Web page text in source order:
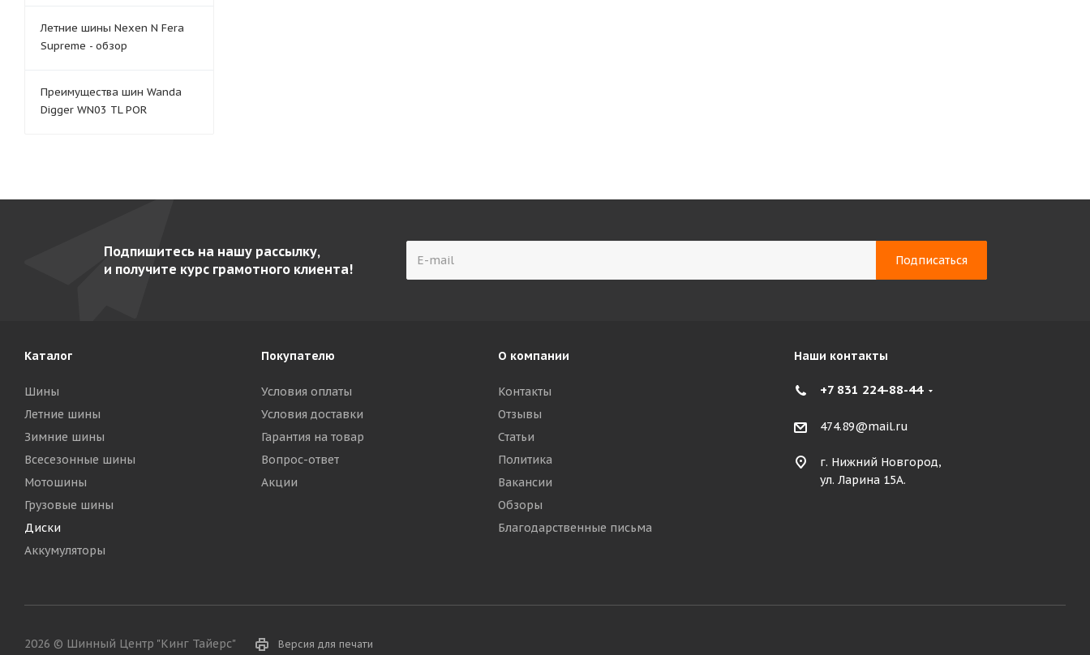
Летние шины Nexen N Fera
Supreme - обзор
Преимущества шин Wanda
Digger WN03 TL POR
Подпишитесь на нашу рассылку,
и получите курс грамотного клиента!
Каталог
Шины
Летние шины
Зимние шины
Всесезонные шины
Мотошины
Грузовые шины
Диски
Аккумуляторы
Покупателю
Условия оплаты
Условия доставки
Гарантия на товар
Вопрос-ответ
Акции
О компании
Контакты
Отзывы
Статьи
Политика
Вакансии
Обзоры
Благодарственные письма
Наши контакты
+7 831 224-88-44
474.89@mail.ru
г. Нижний Новгород,
ул. Ларина 15А.
2026 © Шинный Центр "Кинг Тайерс" Версия для печати